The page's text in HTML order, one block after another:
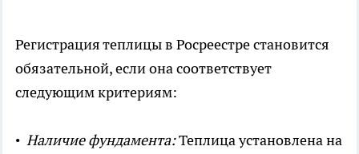
Регистрация теплицы в Росреестре становится
обязательной, если она соответствует
следующим критериям:
• Наличие фундамента:Теплица установлена на